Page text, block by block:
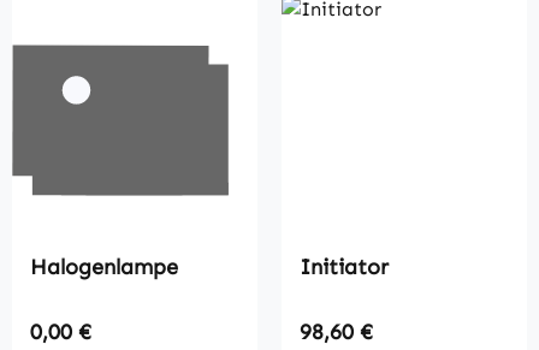
Halogenlampe
Regulärer Preis:
0,00 €
Initiator
Regulärer Preis:
98,60 €